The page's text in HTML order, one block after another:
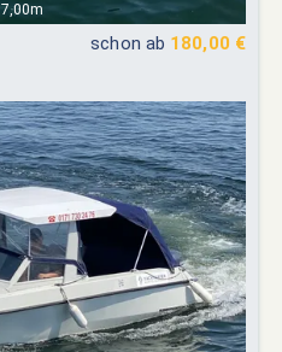
7,00m
schon ab 180,00 €